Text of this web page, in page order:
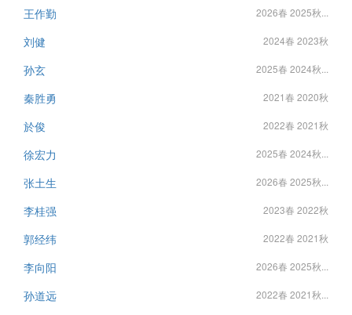
王作勤 2026春 2025秋...
刘健 2024春 2023秋
孙玄 2025春 2024秋...
秦胜勇 2021春 2020秋
於俊 2022春 2021秋
徐宏力 2025春 2024秋...
张土生 2026春 2025秋...
李桂强 2023春 2022秋
郭经纬 2022春 2021秋
李向阳 2026春 2025秋...
孙道远 2022春 2021秋...